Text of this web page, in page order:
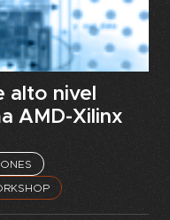
alto nivel
AMD-Xilinx